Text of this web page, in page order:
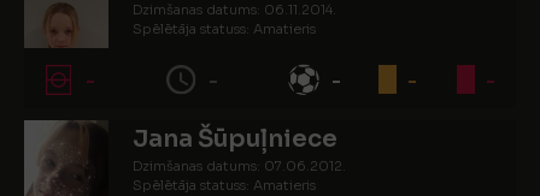
Dzimšanas datums: 06.11.2014.
Spēlētāja statuss: Amatieris
- - - - -
Jana Šūpuļniece
Dzimšanas datums: 07.06.2012.
Spēlētāja statuss: Amatieris